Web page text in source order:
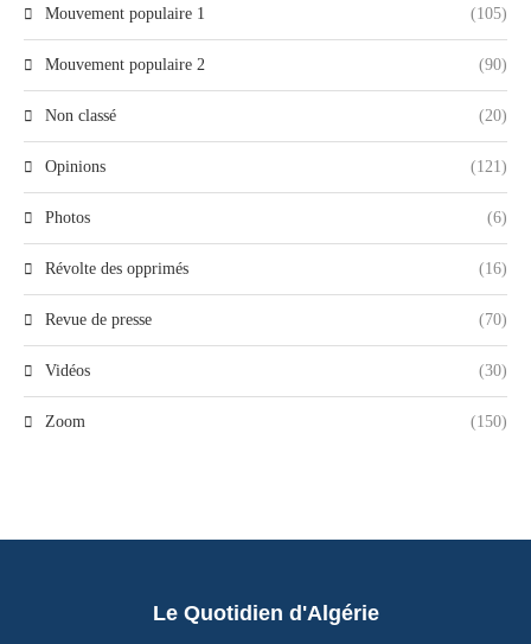
Mouvement populaire 1 (105)
Mouvement populaire 2 (90)
Non classé (20)
Opinions (121)
Photos (6)
Révolte des opprimés (16)
Revue de presse (70)
Vidéos (30)
Zoom (150)
Le Quotidien d'Algérie